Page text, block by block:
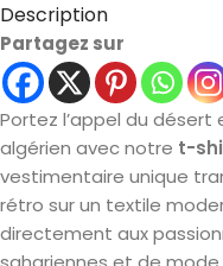
Description
Partagez sur
Portez l’appel du désert
algérien avec notre t-
vestimentaire unique
rétro sur un textile
directement aux